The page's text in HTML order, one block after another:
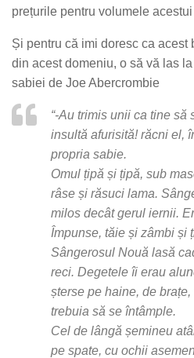
prețurile pentru volumele
Și pentru că imi doresc ca acest
din acest domeniu, o să vă las
sabiei de Joe Abercrombie
“-Au trimis unii ca tine să
insultă afurisită! răcni el,
propria sabie.
Omul țipă și țipă, sub
râse și răsuci lama.
milos decât gerul iernii.
Împunse, tăie și zâmbi și
Sângerosul Nouă lasă
reci. Degetele îi erau
șterse pe haine, de
trebuia să se întâmple.
Cel de lângă șemineu
pe spate, cu ochii